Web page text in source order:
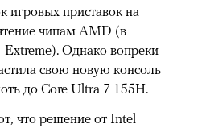
игровых приставок на
чипам AMD (в
Extreme). Однако вопреки
свою новую консоль
до Core Ultra 7 155H.
что решение от Intel